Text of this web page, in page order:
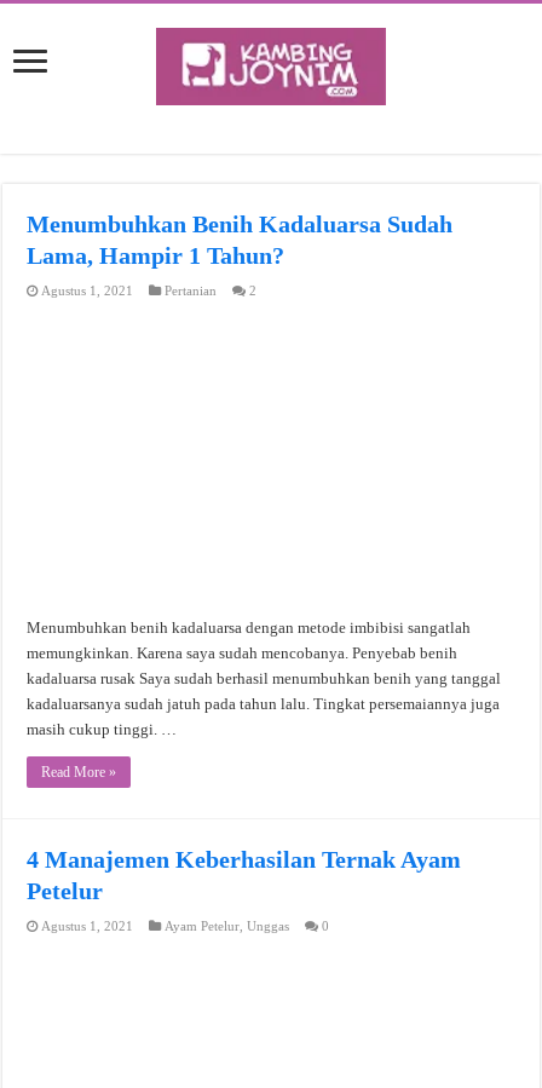
Menumbuhkan Benih Kadaluarsa Sudah
Lama, Hampir 1 Tahun?
Agustus 1, 2021 Pertanian 2
Menumbuhkan benih kadaluarsa dengan metode imbibisi sangatlah
memungkinkan. Karena saya sudah mencobanya. Penyebab benih
kadaluarsa rusak Saya sudah berhasil menumbuhkan benih yang tanggal
kadaluarsanya sudah jatuh pada tahun lalu. Tingkat persemaiannya juga
masih cukup tinggi. …
Read More »
4 Manajemen Keberhasilan Ternak Ayam
Petelur
Agustus 1, 2021 Ayam Petelur ,Unggas 0